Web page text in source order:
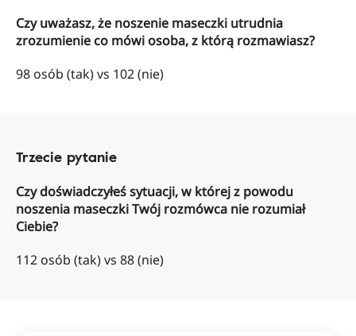
Czy uważasz, że noszenie maseczki utrudnia
zrozumienie co mówi osoba, z którą rozmawiasz?
98 osób (tak) vs 102 (nie)
Trzecie pytanie
Czy doświadczyłeś sytuacji, w której z powodu
noszenia maseczki Twój rozmówca nie rozumiał
Ciebie?
112 osób (tak) vs 88 (nie)